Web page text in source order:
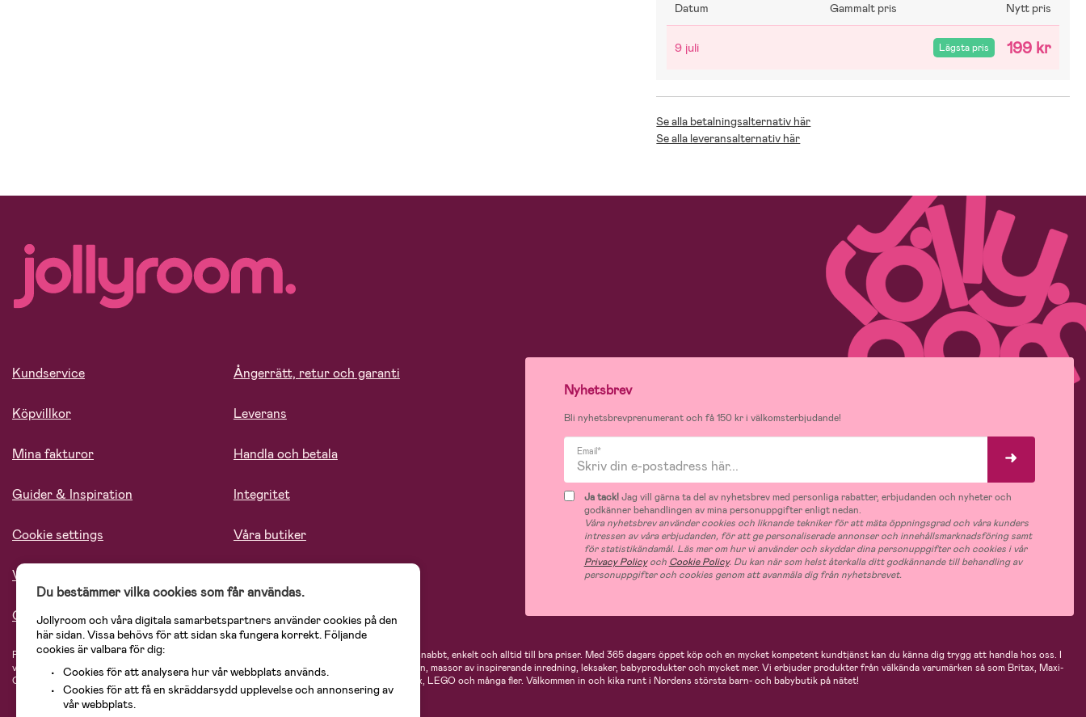
Datum Gammalt pris Nytt pris
9 juli Lägsta pris 199 kr
Se alla betalningsalternativ här
Se alla leveransalternativ här
Kundservice
Köpvillkor
Mina fakturor
Guider & Inspiration
Cookie settings
Vårt ansvar
Om oss
Ångerrätt, retur och garanti
Leverans
Handla och betala
Integritet
Våra butiker
Nyhetsbrev
Bli nyhetsbrevprenumerant och få 150 kr i välkomsterbjudande!
Email*
Ja tack!Jag vill gärna ta del av nyhetsbrev med personliga rabatter, erbjudanden och nyheter och
godkänner behandlingen av mina personuppgifter enligt nedan.
Våra nyhetsbrev använder cookies och liknande tekniker för att mäta öppningsgrad och våra kunders
intressen av våra erbjudanden, för att ge personaliserade annonser och innehållsmarknadsföring samt
för statistikändamål. Läs mer om hur vi använder och skyddar dina personuppgifter och cookies i vår
Privacy Policyoch Cookie Policy. Du kan när som helst återkalla ditt godkännande till behandling av
personuppgifter och cookies genom att avanmäla dig från nyhetsbrevet.
På Jollyroom.se hittar du ett stort utbud av produkter för barnfamiljen. Hos oss handlar du snabbt, enkelt och alltid till bra priser. Med 365 dagars öppet köp och en mycket kompetent kundtjänst kan du känna dig trygg att handla hos oss. I
vårt sortiment hittar du barnvagnar, bilstolar, kläder för barn och baby, produkter för mamman, massor av inspirerande inredning, leksaker, babyprodukter och mycket mer. Vi erbjuder produkter från välkända varumärken så som Britax, Maxi-
Cosi, Baby Jogger, BabyBjörn, Didriksons, KidKraft, Ergobaby, Philips Avent, Neonate, Cybex, LEGO och många fler. Välkommen in och kika runt i Nordens största barn- och babybutik på nätet!
Du bestämmer vilka cookies som får användas.
Jollyroom och våra digitala samarbetspartners använder cookies på den
här sidan. Vissa behövs för att sidan ska fungera korrekt. Följande
cookies är valbara för dig:
Cookies för att analysera hur vår webbplats används.
Cookies för att få en skräddarsydd upplevelse och annonsering av
vår webbplats.